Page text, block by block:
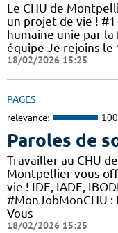
Le CHU de
un projet de vie !
humaine unie par
équipe Je rejoins le
18/02/2026 15:25
PAGES
relevance:
Paroles de
Travailler au CHU
Montpellier vous
vie ! IDE, IADE,
#MonJobMonCHU
Vous
18/02/2026 15:25